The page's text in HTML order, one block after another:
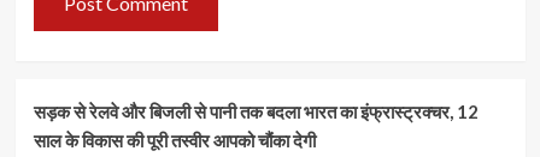
सड़क से रेलवे और बिजली से पानी तक बदला भारत का इंफ्रास्ट्रक्चर, 12
साल के विकास की पूरी तस्वीर आपको चौंका देगी